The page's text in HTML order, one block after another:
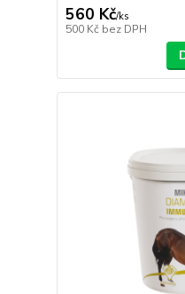
560 Kč/ks
500 Kč bez DPH